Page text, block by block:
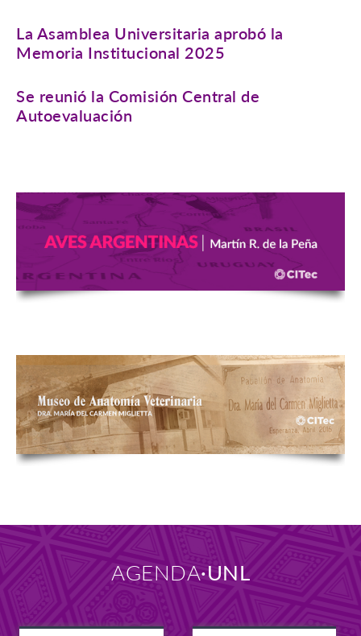
La Asamblea Universitaria aprobó la
Memoria Institucional 2025
Se reunió la Comisión Central de
Autoevaluación
AGENDA UNL